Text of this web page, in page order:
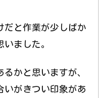
だと作業が少しばか
ました。
かと思いますが、
いがきつい印象があ